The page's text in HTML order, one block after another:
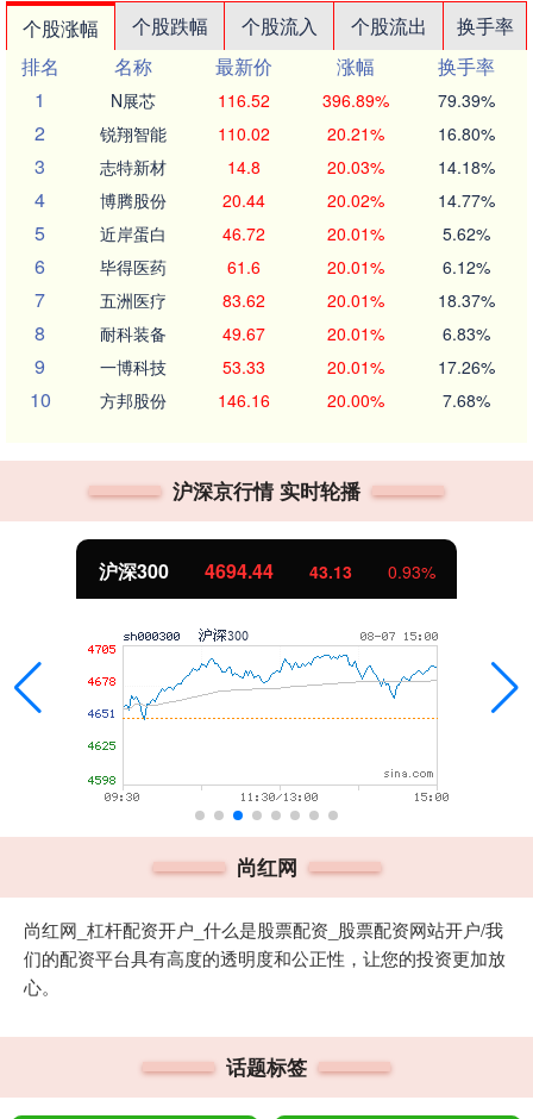
个股涨幅 个股跌幅 个股流入 个股流出
换手率
排名
名称 最新价 涨幅
换手率
1
N展芯 116.52 396.89% 79.39%
2 锐翔智能 110.02 20.21% 16.80%
3 志特新材 14.8 20.03% 14.18%
4 博腾股份 20.44 20.02% 14.77%
5 近岸蛋白 46.72 20.01% 5.62%
6 毕得医药 61.6 20.01% 6.12%
7 五洲医疗 83.62 20.01% 18.37%
8 耐科装备 49.67 20.01% 6.83%
9 一博科技 53.33 20.01% 17.26%
10 方邦股份 146.16 20.00% 7.68%
沪深京行情 实时轮播
沪深300 4694.44 43.13 0.93%
尚红网
尚红网_杠杆配资开户_什么是股票配资_股票配资网站开户/我
们的配资平台具有高度的透明度和公正性，让您的投资更加放
心。
话题标签